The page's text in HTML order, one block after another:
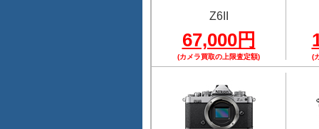
Z6II
67,000円
(カメラ買取の上限査定額) (